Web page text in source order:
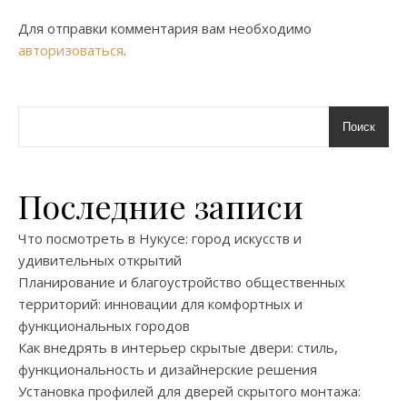
Для отправки комментария вам необходимо
авторизоваться.
Поиск
Последние записи
Что посмотреть в Нукусе: город искусств и
удивительных открытий
Планирование и благоустройство общественных
территорий: инновации для комфортных и
функциональных городов
Как внедрять в интерьер скрытые двери: стиль,
функциональность и дизайнерские решения
Установка профилей для дверей скрытого монтажа: